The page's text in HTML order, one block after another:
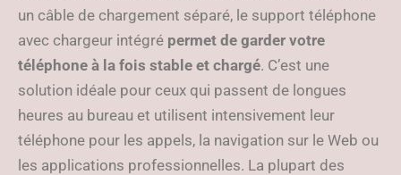
un câble de chargement séparé, le support téléphone
avec chargeur intégré permet de garder votre
téléphone à la fois stable et chargé. C’est une
solution idéale pour ceux qui passent de longues
heures au bureau et utilisent intensivement leur
téléphone pour les appels, la navigation sur le Web ou
les applications professionnelles. La plupart des